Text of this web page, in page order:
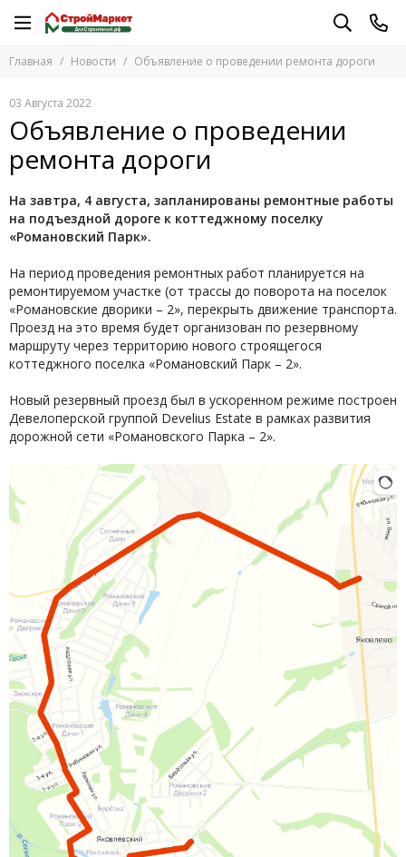
Главная Новости Объявление о проведении ремонта дороги
03 Августа 2022
Объявление о проведении
ремонта дороги
На завтра, 4 августа, запланированы ремонтные работы
на подъездной дороге к коттеджному поселку
«Романовский Парк».
На период проведения ремонтных работ планируется на
ремонтируемом участке (от трассы до поворота на поселок
«Романовские дворики – 2», перекрыть движение транспорта.
Проезд на это время будет организован по резервному
маршруту через территорию нового строящегося
коттеджного поселка «Романовский Парк – 2».
Новый резервный проезд был в ускоренном режиме построен
Девелоперской группой Develius Estate в рамках развития
дорожной сети «Романовского Парка – 2».